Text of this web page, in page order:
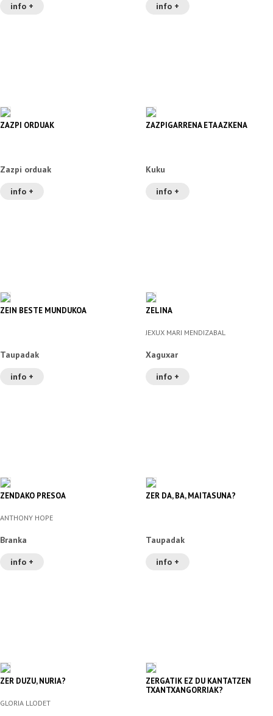
info +
info +
ZAZPI ORDUAK
Zazpi orduak
info +
ZAZPIGARRENA ETA AZKENA
Kuku
info +
ZEIN BESTE MUNDUKOA
Taupadak
info +
ZELINA
JEXUX MARI MENDIZABAL
Xaguxar
info +
ZENDAKO PRESOA
ANTHONY HOPE
Branka
info +
ZER DA, BA, MAITASUNA?
Taupadak
info +
ZER DUZU, NURIA?
GLORIA LLODET
ZERGATIK EZ DU KANTATZEN
TXANTXANGORRIAK?